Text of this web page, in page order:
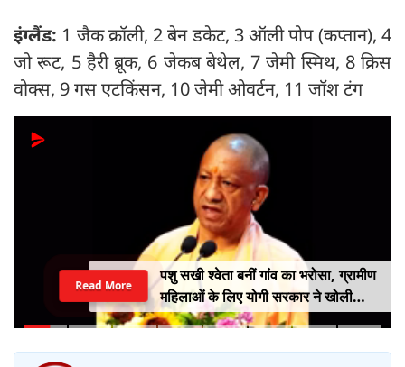
इंग्लैंड: 1 जैक क्रॉली, 2 बेन डकेट, 3 ऑली पोप (कप्तान), 4
जो रूट, 5 हैरी ब्रूक, 6 जेकब बेथेल, 7 जेमी स्मिथ, 8 क्रिस
वोक्स, 9 गस एटकिंसन, 10 जेमी ओवर्टन, 11 जॉश टंग
पशु सखी श्वेता बनीं गांव का भरोसा, ग्रामीण
महिलाओं के लिए योगी सरकार ने खोली
आत्मनिर्भरता की राह
Read More